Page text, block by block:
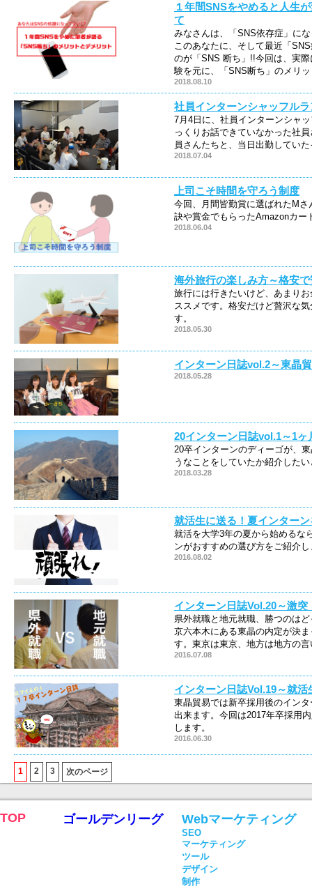
１年間SNSをやめると人生
て
みなさんは、「SNS依存症」に
このあなたに、そして最近「
のが「SNS 断ち」!!今回は、実
験を元に、「SNS断ち」のメリ
2018.08.10
社員インターンシャッフル
7月4日に、社員インターンシャ
っくりお話できていなかった社
員さんたちと、当日出勤してい
2018.07.04
上司こそ時間を守ろう制度
今回、月間皆勤賞に選ばれたM
訣や賞金でもらったAmazonカー
2018.06.04
海外旅行の楽しみ方～格安
旅行には行きたいけど、あまり
ススメです。格安だけど贅沢な
す。
2018.05.30
インターン日誌vol.2～東晶
2018.05.28
20インターン日誌vol.1～1ヶ
20卒インターンのディーゴが、
うなことをしていたか紹介した
2018.03.28
就活生に送る！夏インター
就活を大学3年の夏から始めるな
ンがおすすめの選び方をご紹介
2016.08.02
インターン日誌Vol.20～激
県外就職と地元就職、勝つのは
京六本木にある東晶の内定が決
す。東京は東京、地方は地方の
2016.07.08
インターン日誌Vol.19～就
東晶貿易では新卒採用後のイン
出来ます。今回は2017年卒採用
します。
2016.06.30
1 2 3 次のページ
TOP ゴールデンリーグ Webマーケティング
SEO
マーケティング
ツール
デザイン
制作